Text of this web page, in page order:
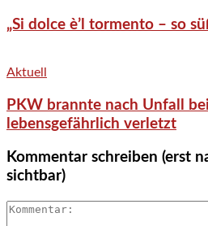
„Si dolce è’l tormento – so
Aktuell
PKW brannte nach Unfall
lebensgefährlich verletzt
Kommentar schreiben (erst
sichtbar)